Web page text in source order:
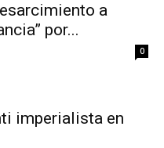
a
por...
0
imperialista en